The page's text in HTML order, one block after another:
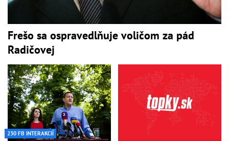
Frešo sa ospravedlňuje voličom za pád
Radičovej
230 FB INTERAKCIÍ